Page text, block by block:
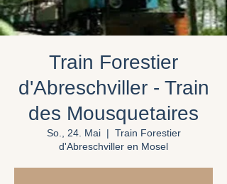
Train Forestier
d'Abreschviller - Train
des Mousquetaires
So., 24. Mai
  |
Train Forestier
d'Abreschviller en Mosel